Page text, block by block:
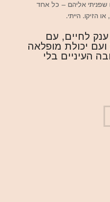
שפניתי אליהם – כל אחד
הזיקו. הייתי.
לחיים, עם
יכולת מופלאה
העיניים בלי